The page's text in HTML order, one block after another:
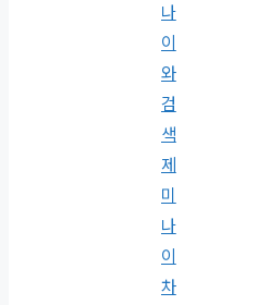
나
이
와
검
색
제
미
나
이
차